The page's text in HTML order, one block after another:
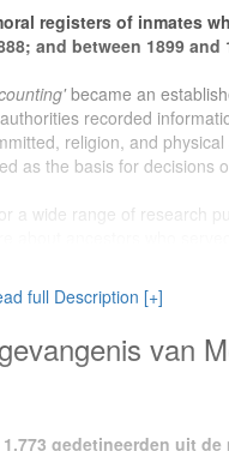
registers of inmates
and between 1899 and
became an
recorded
religion, and
as the basis for decisions
a wide range of research
Researchers working
justice practices, prison
Belgium.
collaboration between the
full Description [+]
van
gedetineerden uit